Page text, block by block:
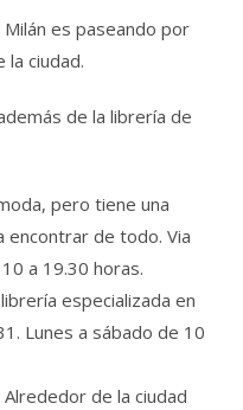
es paseando por
la ciudad.
de la librería de
pero tiene una
encontrar de todo. Via
a 19.30 horas.
especializada en
Lunes a sábado de 10
de la ciudad